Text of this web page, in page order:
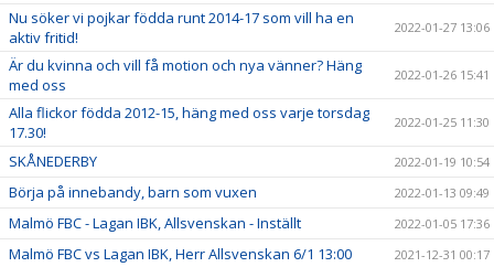
Nu söker vi pojkar födda runt 2014-17 som vill ha en
aktiv fritid!
2022-01-27 13:06
Är du kvinna och vill få motion och nya vänner? Häng
med oss
2022-01-26 15:41
Alla flickor födda 2012-15, häng med oss varje torsdag
17.30!
2022-01-25 11:30
SKÅNEDERBY 2022-01-19 10:54
Börja på innebandy, barn som vuxen 2022-01-13 09:49
Malmö FBC - Lagan IBK, Allsvenskan - Inställt 2022-01-05 17:36
Malmö FBC vs Lagan IBK, Herr Allsvenskan 6/1 13:00 2021-12-31 00:17